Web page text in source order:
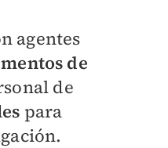
agentes
de
de
para